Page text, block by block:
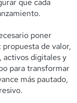
que cada
poner
de valor,
activos digitales y
para transformar
más pautado,